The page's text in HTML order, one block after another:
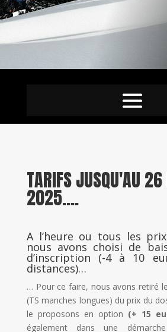
TARIFS JUSQU'AU 26
2025....
A l’heure ou tous les
nous avons choisi de
d’inscription (-4 à 10
distances)…
… Pour ce faire, nous avons retiré
(TS manches longues) du prix du
le proposons en option (+ 15
également dans une démarche